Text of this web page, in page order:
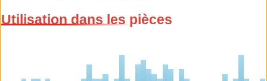
Utilisation dans les pièces